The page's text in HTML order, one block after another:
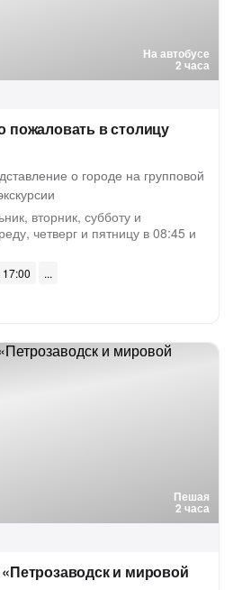
На автобусе
2 часа
пожаловать в столицу
о городе на групповой
вторник, субботу и
четверг и пятницу в 08:45 и
17:00
Пешая
2 часа
и мировой